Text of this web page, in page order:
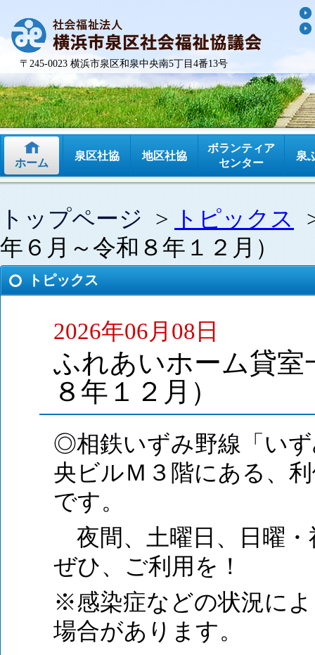
〒245-0023 横浜市泉区和泉中央南5丁目4番13号
ホーム
泉区社協 地区社協
ボランティア
センター
泉
トップページ >トピックス
年６月～令和８年１２月）
トピックス
2026年06月08日
ふれあいホーム貸室
８年１２月）
◎相鉄いずみ野線「い
央ビルＭ３階にある、
です。
夜間、土曜日、日曜
ぜひ、ご利用を！
※感染症などの状況に
場合があります。